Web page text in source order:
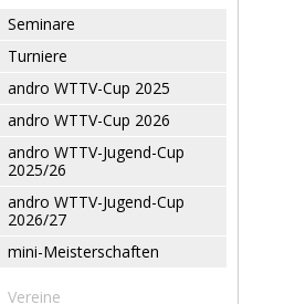
Seminare
Turniere
andro WTTV-Cup 2025
andro WTTV-Cup 2026
andro WTTV-Jugend-Cup
2025/26
andro WTTV-Jugend-Cup
2026/27
mini-Meisterschaften
Vereine